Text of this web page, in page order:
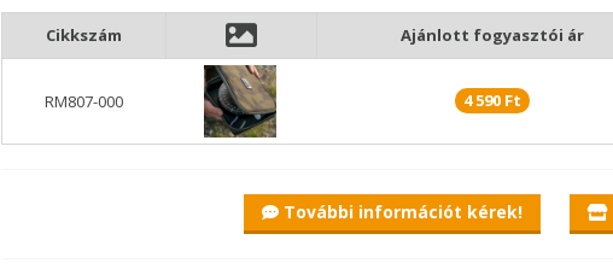
240 mm (h) x 200 mm (sz) x 60 mm (m)
Súly: 300 g
Anyagösszetétel:
Poliészter: 65%, Polietilén: 30%, PVC: 5%
Cikkszám Ajánlott fogyasztói ár
RM807-000 4 590 Ft
További információt kérek!